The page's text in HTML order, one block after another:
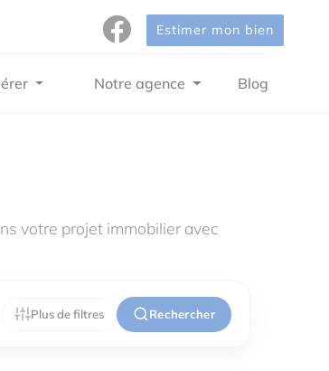
Estimer mon bien
Notre agence Blog
votre projet immobilier avec
Plus de filtres Rechercher